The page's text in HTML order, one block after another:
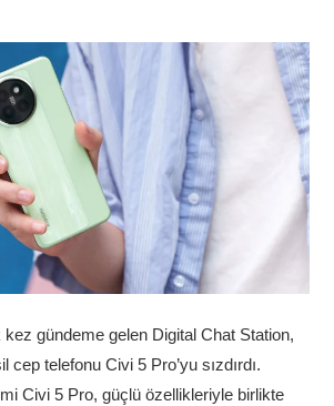
kez gündeme gelen Digital Chat Station,
cep telefonu Civi 5 Pro’yu sızdırdı.
Civi 5 Pro, güçlü özellikleriyle birlikte